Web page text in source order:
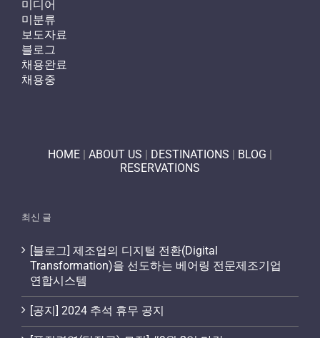
미디어
미분류
보도자료
블로그
채용완료
채용중
HOME | ABOUT US | DESTINATIONS | BLOG |
RESERVATIONS
최신 글
[블로그] 제조업의 디지털 전환(Digital
Transformation)을 선도하는 베어링 전문제조기업
연합시스템
[공지] 2024 추석 휴무 공지